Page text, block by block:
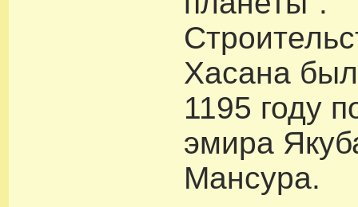
Хасана
1195 году
эмира
Мансура.